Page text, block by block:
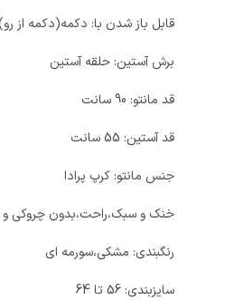
قابل باز شدن با: دکمه(دکمه از
برش آستین: حلقه آستین
قد مانتو: 90 سانت
قد آستین: 55 سانت
جنس مانتو: کرپ پرادا
خنک و سبک،راحت،بدون چروکی و
رنگبندی: مشکی،سورمه ای
سایزبندی: 56 تا 64